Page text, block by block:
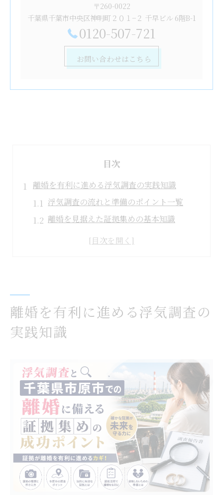
〒260-0022
千葉県千葉市中央区神明町２０１−２ 千早ビル 6階B-1
0120-507-721
お問い合わせはこちら
目次
離婚を有利に進める浮気調査の実践知識
浮気調査の流れと準備のポイント一覧
離婚を見据えた証拠集めの基本知識
浮気調査で得られる情報の範囲とは
浮気調査の証拠種類と有効性比較表
証拠収集を成功させるコツを徹底解説
トーク履歴が浮気の証拠になる条件
証拠を裁判で活かすためのポイント
浮気調査が明かす離婚時の決定的証拠とは
離婚時に有効な浮気調査証拠まとめ表
浮気調査が明らかにする証拠の種類
写真や動画はどこまで有利になるか
証拠の信頼性を高める調査方法
浮気調査で裁判に強い証拠を得る秘訣
確かな証拠を得るためにできること
離婚を有利に進める浮気調査の
実践知識